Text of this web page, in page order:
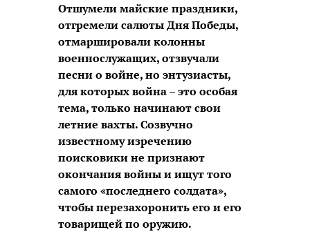
Отшумели майские праздники,
отгремели салюты Дня Победы,
отмаршировали колонны
военнослужащих, отзвучали
песни о войне, но энтузиасты,
для которых война – это особая
тема, только начинают свои
летние вахты. Созвучно
известному изречению
поисковики не признают
окончания войны и ищут того
самого «последнего солдата»,
чтобы перезахоронить его и его
товарищей по оружию.